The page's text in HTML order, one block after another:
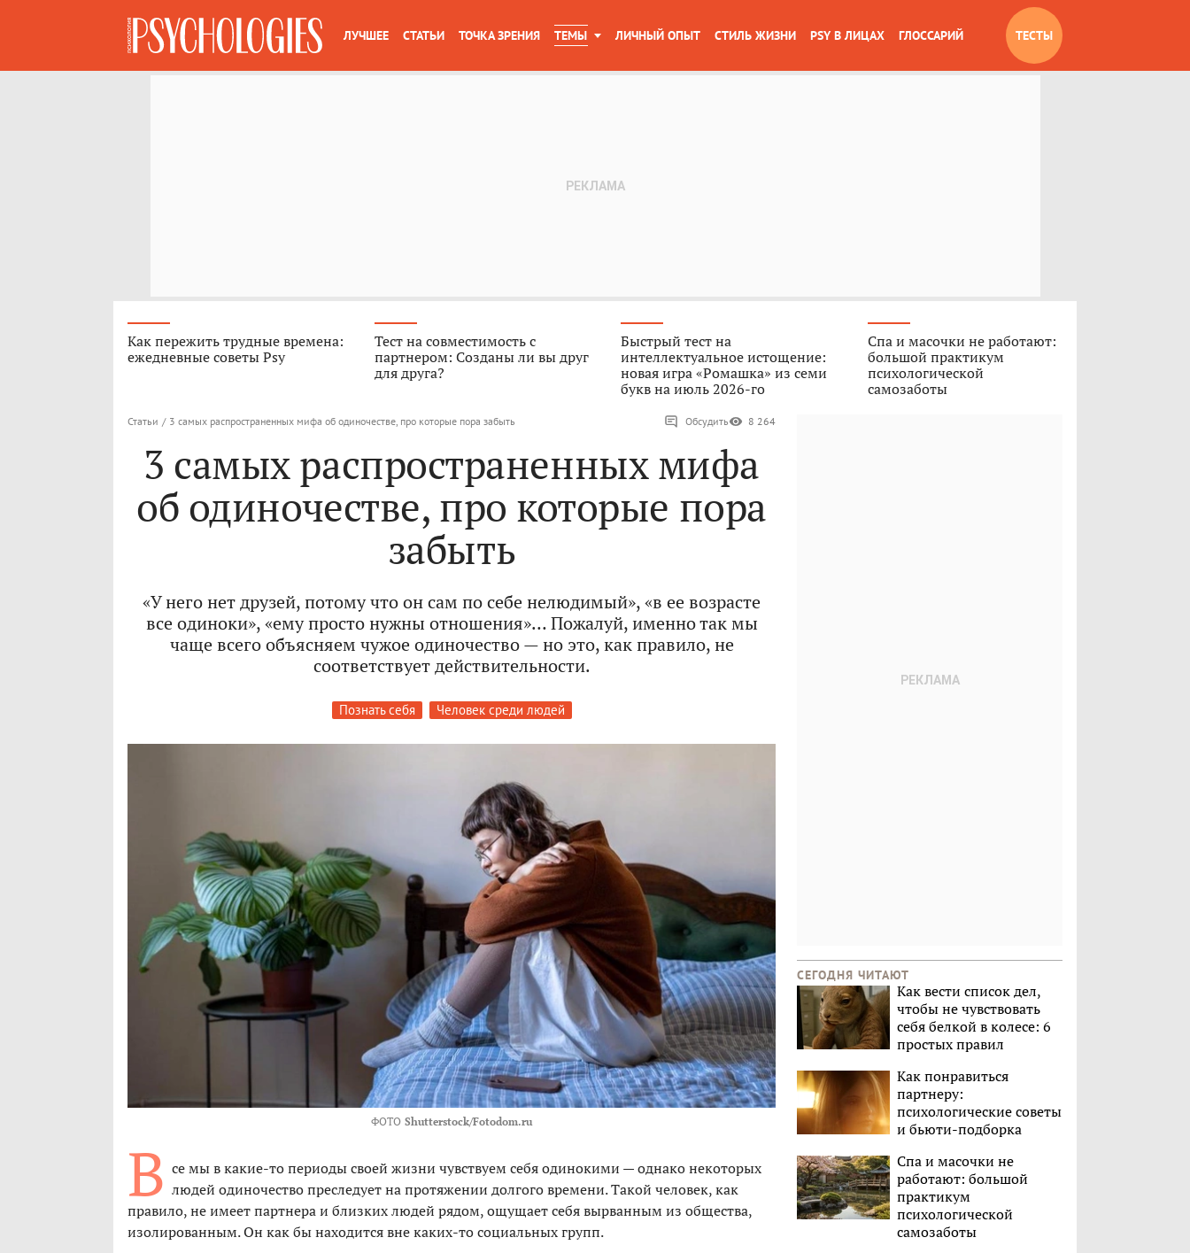
ЛУЧШЕЕ СТАТЬИ ТОЧКА ЗРЕНИЯ ТЕМЫ ЛИЧНЫЙ ОПЫТ СТИЛЬ ЖИЗНИ PSY В ЛИЦАХ ГЛОССАРИЙ ТЕСТЫ
Как пережить трудные времена:
ежедневные советы Psy
Тест на совместимость с
партнером: Созданы ли вы друг
для друга?
Быстрый тест на
интеллектуальное истощение:
новая игра «Ромашка» из семи
букв на июль 2026-го
Спа и масочки не работают:
большой практикум
психологической
самозаботы
Статьи / 3 самых распространенных мифа об одиночестве, про которые пора забыть Обсудить 8 264
3 самых распространенных мифа
об одиночестве, про которые пора
забыть
«У него нет друзей, потому что он сам по себе нелюдимый», «в ее возрасте
все одиноки», «ему просто нужны отношения»… Пожалуй, именно так мы
чаще всего объясняем чужое одиночество — но это, как правило, не
соответствует действительности.
Познать себя Человек среди людей
ФОТО Shutterstock/Fotodom.ru
В се мы в какие-то периоды своей жизни чувствуем себя одинокими — однако некоторых
людей одиночество преследует на протяжении долгого времени. Такой человек, как
правило, не имеет партнера и близких людей рядом, ощущает себя вырванным из общества,
изолированным. Он как бы находится вне каких-то социальных групп.
СЕГОДНЯ ЧИТАЮТ
Как вести список дел,
чтобы не чувствовать
себя белкой в колесе: 6
простых правил
Как понравиться
партнеру:
психологические советы
и бьюти-подборка
Спа и масочки не
работают: большой
практикум
психологической
самозаботы